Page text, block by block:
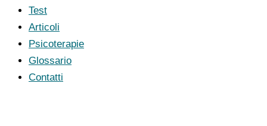
Test
Articoli
Psicoterapie
Glossario
Contatti